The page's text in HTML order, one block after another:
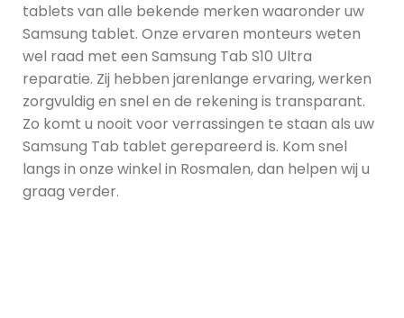
tablets van alle bekende merken waaronder uw
Samsung tablet. Onze ervaren monteurs weten
wel raad met een Samsung Tab S10 Ultra
reparatie. Zij hebben jarenlange ervaring, werken
zorgvuldig en snel en de rekening is transparant.
Zo komt u nooit voor verrassingen te staan als uw
Samsung Tab tablet gerepareerd is. Kom snel
langs in onze winkel in Rosmalen, dan helpen wij u
graag verder.